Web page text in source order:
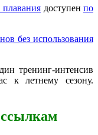
плавания доступенпо
без использования
тренинг-интенсив
к летнему сезону.